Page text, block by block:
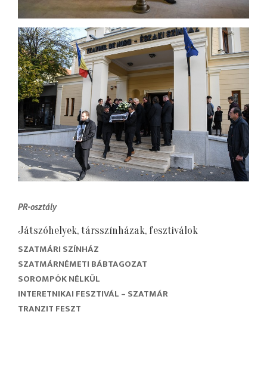
PR-osztály
Játszóhelyek, társszínházak, fesztiválok
SZATMÁRI SZÍNHÁZ
SZATMÁRNÉMETI BÁBTAGOZAT
SOROMPÓK NÉLKÜL
INTERETNIKAI FESZTIVÁL – SZATMÁR
TRANZIT FESZT